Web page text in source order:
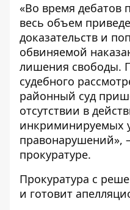
«Во время дебатов
весь объем
доказательств и
обвиняемой
лишения свободы.
судебного
районный суд
отсутствии в
инкриминируемых
правонарушений»,
прокуратуре.
Прокуратура с
и готовит